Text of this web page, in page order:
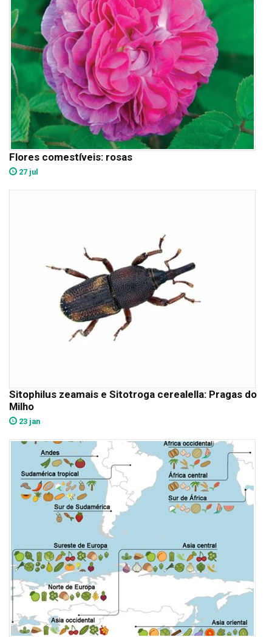
Flores comestíveis: rosas
27 jul
Sitophilus zeamais e Sitotroga cerealella: Pragas do
Milho
23 jan